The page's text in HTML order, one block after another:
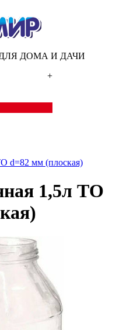
ДОМА И ДАЧИ
грызунов
+
d=82 мм (плоская)
1,5л ТО